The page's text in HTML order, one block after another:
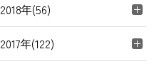
2018年(56)
2017年(122)